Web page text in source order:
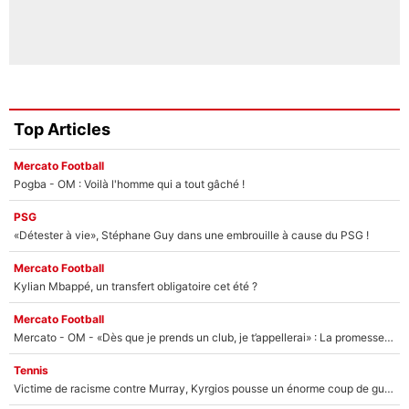
Top Articles
Mercato Football
Pogba - OM : Voilà l'homme qui a tout gâché !
PSG
«Détester à vie», Stéphane Guy dans une embrouille à cause du PSG !
Mercato Football
Kylian Mbappé, un transfert obligatoire cet été ?
Mercato Football
Mercato - OM - «Dès que je prends un club, je t’appellerai» : La promesse de Marcelino au moment de claquer la porte
Tennis
Victime de racisme contre Murray, Kyrgios pousse un énorme coup de gueule !